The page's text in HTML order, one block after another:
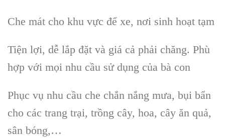
Che mát cho khu vực để xe, nơi sinh hoạt tạm
Tiện lợi, dễ lắp đặt và giá cả phải chăng. Phù
hợp với mọi nhu cầu sử dụng của bà con
Phục vụ nhu cầu che chắn nắng mưa, bụi bẩn
cho các trang trại, trồng cây, hoa, cây ăn quả,
sân bóng,…